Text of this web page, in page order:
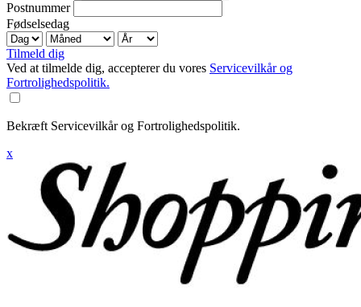
Postnummer
Fødselsedag
Tilmeld dig
Ved at tilmelde dig, accepterer du vores Servicevilkår og
Fortrolighedspolitik.
Bekræft Servicevilkår og Fortrolighedspolitik.
x